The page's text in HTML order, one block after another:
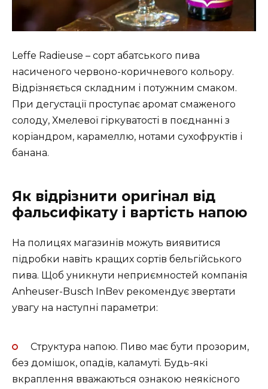
Leffe Radieuse – сорт абатського пива
насиченого червоно-коричневого кольору.
Відрізняється складним і потужним смаком.
При дегустації проступає аромат смаженого
солоду, Хмелевої гіркуватості в поєднанні з
коріандром, карамеллю, нотами сухофруктів і
банана.
Як відрізнити оригінал від
фальсифікату і вартість напою
На полицях магазинів можуть виявитися
підробки навіть кращих сортів бельгійського
пива. Щоб уникнути неприємностей компанія
Anheuser-Busch InBev рекомендує звертати
увагу на наступні параметри:
Структура напою. Пиво має бути прозорим,
без домішок, опадів, каламуті. Будь-які
вкраплення вважаються ознакою неякісного